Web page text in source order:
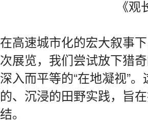
《
在高速城市化的宏大叙事
次展览，我们尝试放下猎
深入而平等的“在地凝视”
的、沉浸的田野实践，旨
结。